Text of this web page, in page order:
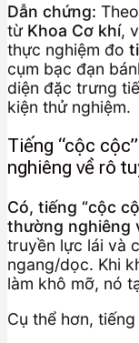
Dẫn chứng:
từ Khoa Cơ khí,
thực nghiệm đo
cụm bạc đạn
diện đặc trưng
kiện thử nghiệm.
Tiếng “cộc
nghiêng về rô
Có, tiếng “cộc
thường nghiêng
truyền lực lái và
ngang/dọc. Khi
làm khô mỡ, nó
Cụ thể hơn,